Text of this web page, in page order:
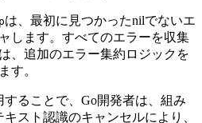
は、最初に見つかったnilでないエ
します。すべてのエラーを収集
、追加のエラー集約ロジックを
す。
ることで、Go開発者は、組み
スト認識のキャンセルにより、